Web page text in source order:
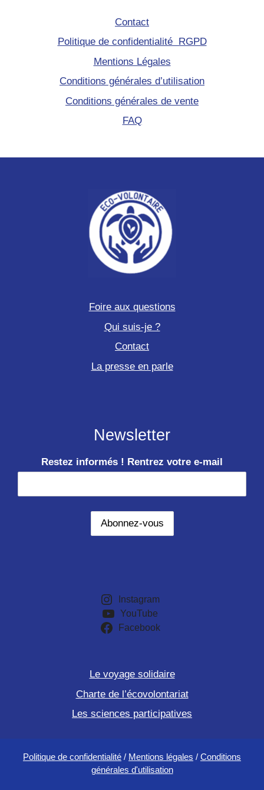
Contact
Politique de confidentialité RGPD
Mentions Légales
Conditions générales d’utilisation
Conditions générales de vente
FAQ
Foire aux questions
Qui suis-je ?
Contact
La presse en parle
Newsletter
Restez informés ! Rentrez votre e-mail
Instagram
YouTube
Facebook
Le voyage solidaire
Charte de l’écovolontariat
Les sciences participatives
Politique de confidentialité / Mentions légales / Conditions
générales d'utilisation